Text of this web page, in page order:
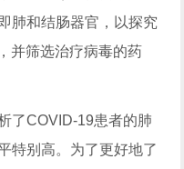
肺和结肠器官，以探究
并筛选治疗病毒的药
了COVID-19患者的肺
特别高。为了更好地了